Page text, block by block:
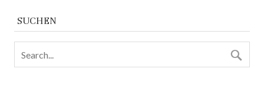
SUCHEN